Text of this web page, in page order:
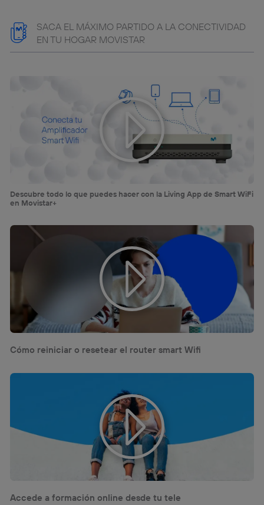
SACA EL MÁXIMO PARTIDO A LA CONECTIVIDAD
EN TU HOGAR MOVISTAR
Descubre todo lo que puedes hacer con la Living App de Smart WiFi
en Movistar+
Cómo reiniciar o resetear el router smart Wifi
Accede a formación online desde tu tele
“Administrar Utiq” en la parte inferior de esta página web o
visitando el
portal de privacidad de Utiq